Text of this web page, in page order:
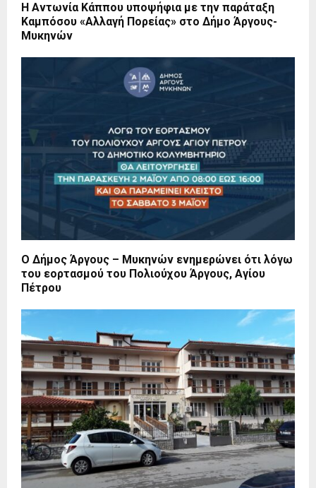
Η Αντωνία Κάππου υποψήφια με την παράταξη
Καμπόσου «Αλλαγή Πορείας» στο Δήμο Άργους-
Μυκηνών
Ο Δήμος Άργους – Μυκηνών ενημερώνει ότι λόγω
του εορτασμού του Πολιούχου Άργους, Αγίου
Πέτρου